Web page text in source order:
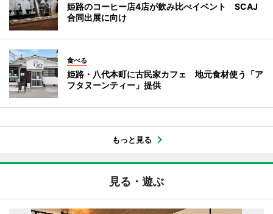
姫路のコーヒー店4店が飲み比べイベント SCAJ
合同出展に向け
食べる
姫路・八代本町に古民家カフェ 地元食材使う「ア
フタヌーンティー」提供
もっと見る
見る・遊ぶ